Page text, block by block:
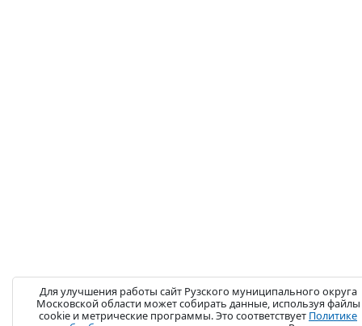
Для улучшения работы сайт Рузского муниципального округа
Московской области может собирать данные, используя файлы
cookie и метрические программы. Это соответствует Политике